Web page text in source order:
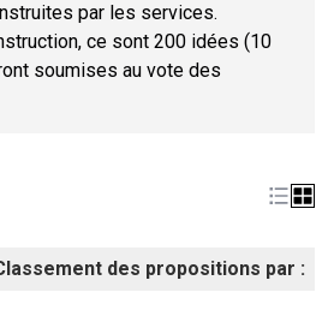
par les services.
ce sont 200 idées (10
soumises au vote des
des propositions par :